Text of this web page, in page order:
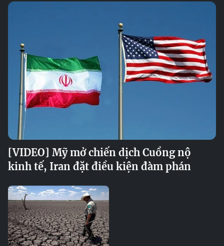
[VIDEO] Mỹ mở chiến dịch Cuồng nộ
kinh tế, Iran đặt điều kiện đàm phán